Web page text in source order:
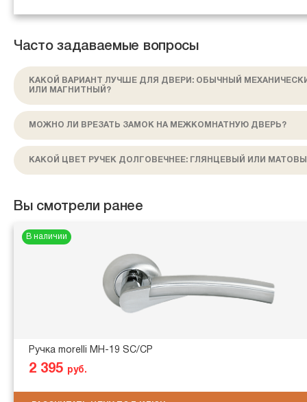
Часто задаваемые вопросы
КАКОЙ ВАРИАНТ ЛУЧШЕ ДЛЯ ДВЕРИ: ОБЫЧНЫЙ
ИЛИ МАГНИТНЫЙ?
МОЖНО ЛИ ВРЕЗАТЬ ЗАМОК НА МЕЖКОМНАТНУЮ ДВЕРЬ?
КАКОЙ ЦВЕТ РУЧЕК ДОЛГОВЕЧНЕЕ: ГЛЯНЦЕВЫЙ ИЛИ
Вы смотрели ранее
В наличии
Ручка morelli MH-19 SC/CP
2 395 руб.